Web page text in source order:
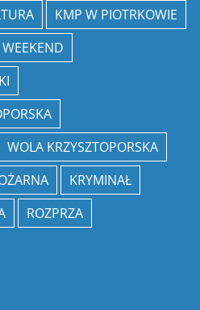
KMP W PIOTRKOWIE
WOLA KRZYSZTOPORSKA
KRYMINAŁ
ROZPRZA